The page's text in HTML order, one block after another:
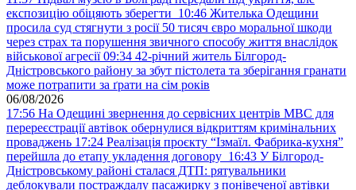
експозицію обіцяють зберегти 10:46 Жителька Одещини
просила суд стягнути з росії 50 тисяч євро моральної шкоди
через страх та порушення звичного способу життя внаслідок
військової агресії 09:34 42-річний житель Білгород-
Дністровського району за збут пістолета та зберігання гранати
може потрапити за ґрати на сім років
06/08/2026
17:56 На Одещині звернення до сервісних центрів МВС для
перереєстрації автівок обернулися відкриттям кримінальних
проваджень 17:24 Реалізація проєкту “Ізмаїл. Фабрика-кухня”
перейшла до етапу укладення договору 16:43 У Білгород-
Дністровському районі сталася ДТП: рятувальники
деблокували постраждалу пасажирку з понівеченої автівки